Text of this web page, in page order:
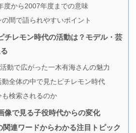
度から2007年度までの意味
の間で語られやすいポイント
チレモン時代の活動は？モデル・芸
動で広がった一木有海さんの魅力
動全体の中で見たピチレモン時代
も検索されるのか
像で見る子役時代からの変化
関連ワードからわかる注目トピック